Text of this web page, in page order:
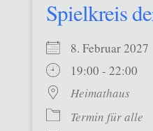
Spielkreis
8. Februar
19:00 - 22:00
Heimathaus
Termin für alle